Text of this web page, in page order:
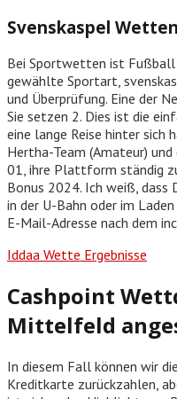
Svenskaspel
Bei Sportwetten ist
gewählte Sportart,
und Überprüfung. Eine der
Sie setzen 2. Dies ist die
eine lange Reise hinter sich
Hertha-Team (Amateur)
01, ihre Plattform ständig
Bonus 2024. Ich weiß, dass
in der U-Bahn oder im
E-Mail-Adresse nach dem
Iddaa Wette Ergebnisse
Cashpoint
Mittelfeld
In diesem Fall können wir
Kreditkarte zurückzahlen,